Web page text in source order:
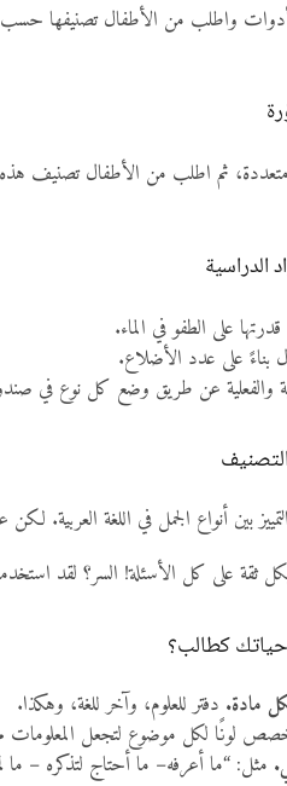
واطلب من الأطفال تصنيفها
ثم اطلب من الأطفال تصنيف هذه
على الطفو في الماء.
على عدد الأضلاع.
والفعلية عن طريق وضع كل نوع في
بين أنواع الجمل في اللغة العربية.
بكل ثقة على كل الأسئلة! السر؟ لقد
كطالب؟
مادة. دفتر للعلوم، وآخر للغة، وهكذا.
لونًا لكل موضوع لتجعل المعلومات
مثل: “ما أعرفه– ما أحتاج لتذكره – ما